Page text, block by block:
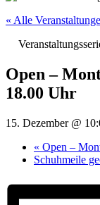
« Alle
Open –
18.00 Uhr
15. Dezember @
« Open –
Schuhmeile